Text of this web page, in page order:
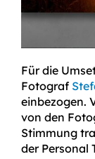
Für die
Fotograf
einbezogen.
von den
Stimmung
der Personal